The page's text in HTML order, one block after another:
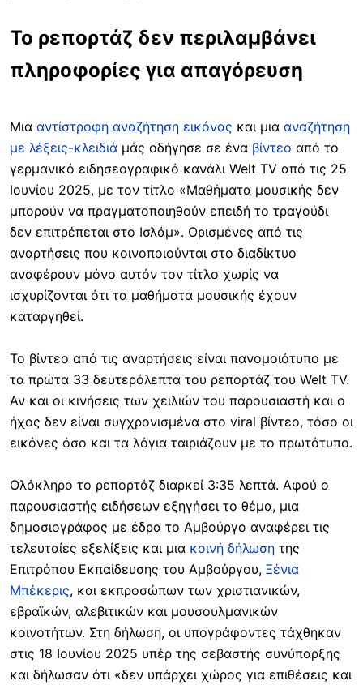
Το ρεπορτάζ δεν περιλαμβάνει
πληροφορίες για απαγόρευση
Μια αντίστροφη αναζήτηση εικόνας και μια αναζήτηση
με λέξεις-κλειδιά μάς οδήγησε σε ένα βίντεο από το
γερμανικό ειδησεογραφικό κανάλι Welt TV από τις 25
Ιουνίου 2025, με τον τίτλο «Μαθήματα μουσικής δεν
μπορούν να πραγματοποιηθούν επειδή το τραγούδι
δεν επιτρέπεται στο Ισλάμ». Ορισμένες από τις
αναρτήσεις που κοινοποιούνται στο διαδίκτυο
αναφέρουν μόνο αυτόν τον τίτλο χωρίς να
ισχυρίζονται ότι τα μαθήματα μουσικής έχουν
καταργηθεί.
Το βίντεο από τις αναρτήσεις είναι πανομοιότυπο με
τα πρώτα 33 δευτερόλεπτα του ρεπορτάζ του Welt TV.
Αν και οι κινήσεις των χειλιών του παρουσιαστή και ο
ήχος δεν είναι συγχρονισμένα στο viral βίντεο, τόσο οι
εικόνες όσο και τα λόγια ταιριάζουν με το πρωτότυπο.
Ολόκληρο το ρεπορτάζ διαρκεί 3:35 λεπτά. Αφού ο
παρουσιαστής ειδήσεων εξηγήσει το θέμα, μια
δημοσιογράφος με έδρα το Αμβούργο αναφέρει τις
τελευταίες εξελίξεις και μια κοινή δήλωση της
Επιτρόπου Εκπαίδευσης του Αμβούργου, Ξένια
Μπέκερις, και εκπροσώπων των χριστιανικών,
εβραϊκών, αλεβιτικών και μουσουλμανικών
κοινοτήτων. Στη δήλωση, οι υπογράφοντες τάχθηκαν
στις 18 Ιουνίου 2025 υπέρ της σεβαστής συνύπαρξης
και δήλωσαν ότι «δεν υπάρχει χώρος για επιθέσεις και